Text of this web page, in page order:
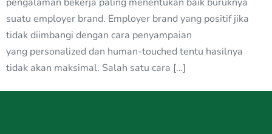
suatu employer brand. Employer brand yang positif jika
tidak diimbangi dengan cara penyampaian
yang personalized dan human-touched tentu hasilnya
tidak akan maksimal. Salah satu cara […]